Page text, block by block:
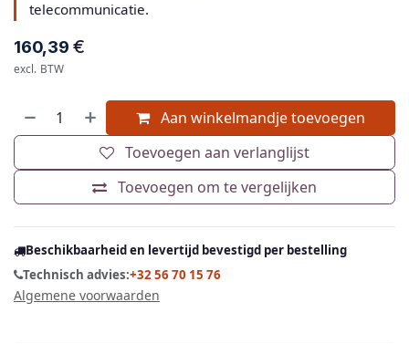
telecommunicatie.
160,39 €
excl. BTW
Aan winkelmandje toevoegen
Toevoegen om te vergelijken
Toevoegen aan verlanglijst
Beschikbaarheid en levertijd bevestigd per bestelling
Technisch advies:+32 56 70 15 76
Algemene voorwaarden